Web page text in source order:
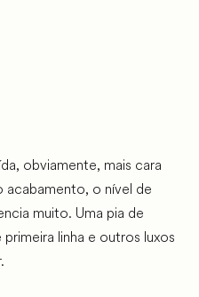
obviamente, mais cara
o nível de
muito. Uma pia de
linha e outros luxos